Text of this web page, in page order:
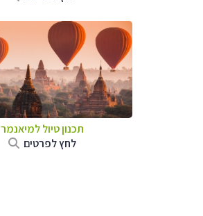
תכנון טיוללמיאנמר
לחץ לפרטים